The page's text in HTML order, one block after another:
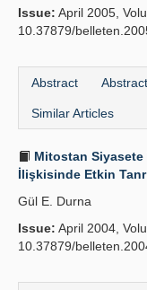
Issue: April 2005,
10.37879/
Abstract
Similar Articles
Mitostan
İlişkisinde Etkin
Gül E. Durna
Issue: April 2004,
10.37879/